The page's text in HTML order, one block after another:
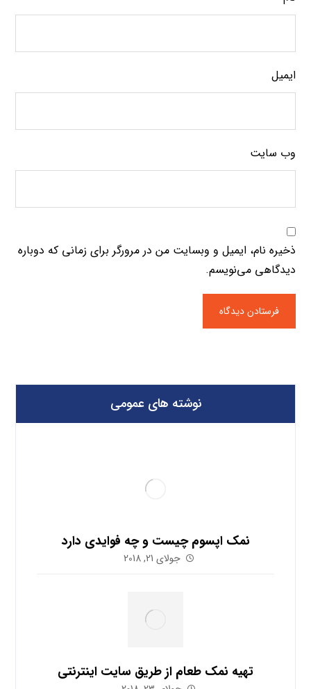
ایمیل
وب‌ سایت
ذخیره نام، ایمیل و وبسایت من در مرورگر برای زمانی که دوباره
دیدگاهی می‌نویسم.
نوشته های عمومی
نمک اپسوم چیست و چه فوایدی دارد
جولای 21, 2018
تهیه نمک طعام از طریق سایت اینترنتی